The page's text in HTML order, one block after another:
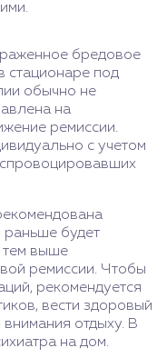
бредовое
стационаре под
обычно не
на
ремиссии.
с учетом
раньше будет
тем выше
ремиссии. Чтобы
рекомендуется
вести здоровый
внимания отдыху. В
на дом.